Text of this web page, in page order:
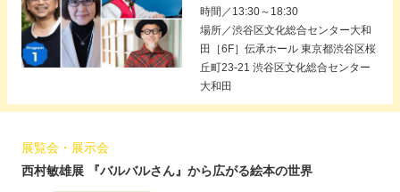
時間／13:30～18:30
場所／渋谷区文化総合センター大和
田［6F］伝承ホール 東京都渋谷区桜
丘町23-21 渋谷区文化総合センター
大和田
展覧会・展示会
西村敏雄展 『バルバルさん』から広がる絵本の世界